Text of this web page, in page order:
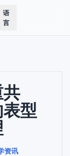
语
言
型
资讯